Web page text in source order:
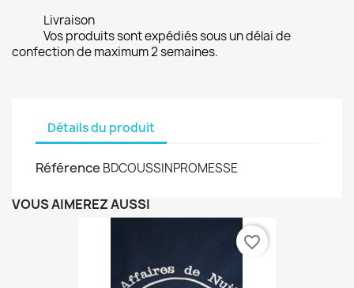
Livraison
Vos produits sont expédiés sous un délai de
confection de maximum 2 semaines.
Détails du produit
Référence BDCOUSSINPROMESSE
VOUS AIMEREZ AUSSI
favorite_border